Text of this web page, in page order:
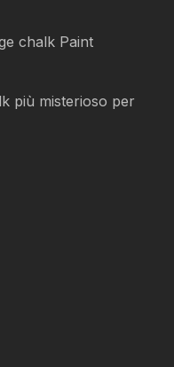
chalk Paint
più misterioso per